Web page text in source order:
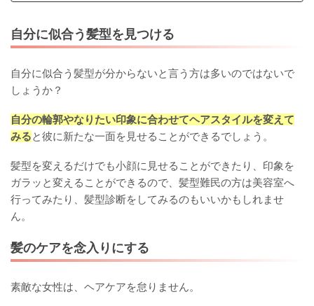
自分に似合う髪型を見つける
自分に似合う髪型が分からないと言う方は多いのではないで
しょうか？
自分の輪郭やなりたい印象に合わせてヘアスタイルを変えて
みると彼に新たな一面を見せることができるでしょう。
髪型を変えるだけでも小顔に見せることができたり、印象を
ガラッと変えることができるので、髪型難民の方は美容室へ
行ってみたり、髪型診断をしてみるのもいいかもしれませ
ん。
髪のケアを念入りにする
素敵な女性は、ヘアケアを怠りません。